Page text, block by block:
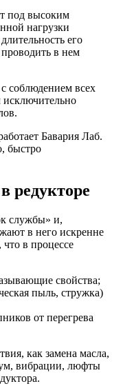
под высоким
нагрузки
его
в нем
соблюдением всех
исключительно
Бавария Лаб.
быстро
редукторе
службы» и,
в него искренне
в процессе
свойства;
пыль, стружка)
от перегрева
как замена масла,
вибрации, люфты